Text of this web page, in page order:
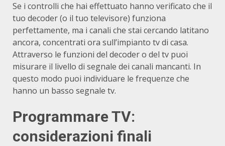
Se i controlli che hai effettuato hanno verificato che il
tuo decoder (o il tuo televisore) funziona
perfettamente, ma i canali che stai cercando latitano
ancora, concentrati ora sull’impianto tv di casa.
Attraverso le funzioni del decoder o del tv puoi
misurare il livello di segnale dei canali mancanti. In
questo modo puoi individuare le frequenze che
hanno un basso segnale tv.
Programmare TV:
considerazioni finali